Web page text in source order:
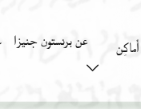
أَماكِن عن برنستون جنيزا